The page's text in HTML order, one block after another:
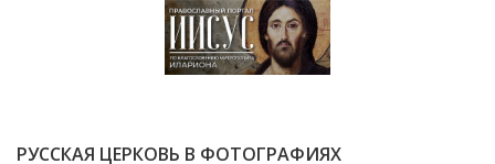
РУССКАЯ ЦЕРКОВЬ В ФОТОГРАФИЯХ